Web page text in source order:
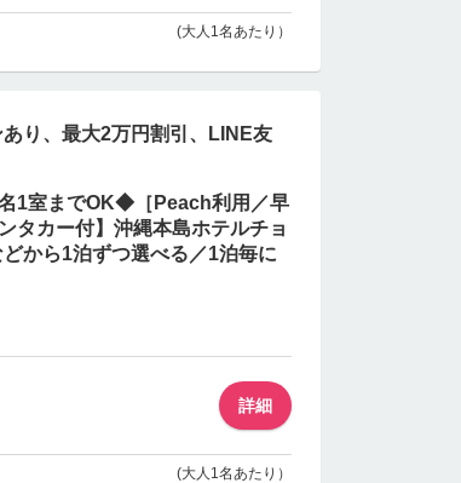
(大人1名あたり）
り、最大2万円割引、LINE友
1室までOK◆［Peach利用／早
タカー付】沖縄本島ホテルチョ
から1泊ずつ選べる／1泊毎に
詳細
(大人1名あたり）